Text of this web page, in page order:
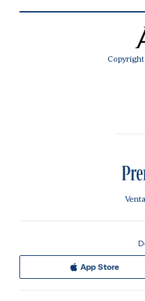
App Store